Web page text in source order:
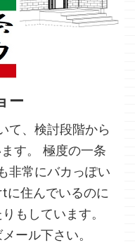
ー
て、検討段階から
す。 極度の一条
非常にバカっぽい
に住んでいるのに
もしています。
ール下さい。